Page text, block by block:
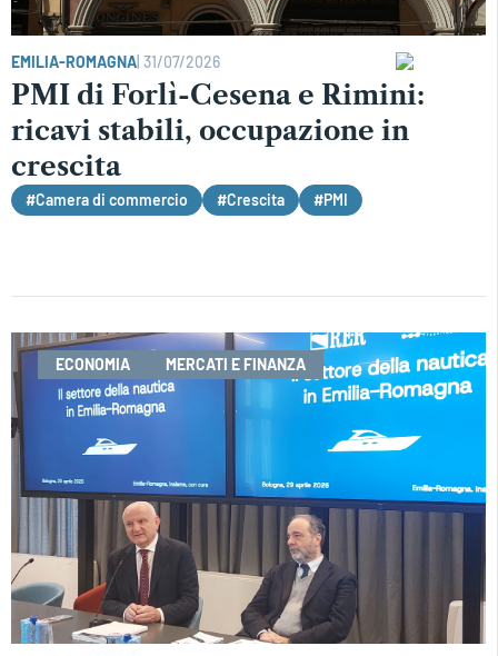
EMILIA-ROMAGNA 31/07/2026
PMI di Forlì-Cesena e Rimini:
ricavi stabili, occupazione in
crescita
#Camera di commercio #Crescita #PMI
ECONOMIA MERCATI E FINANZA